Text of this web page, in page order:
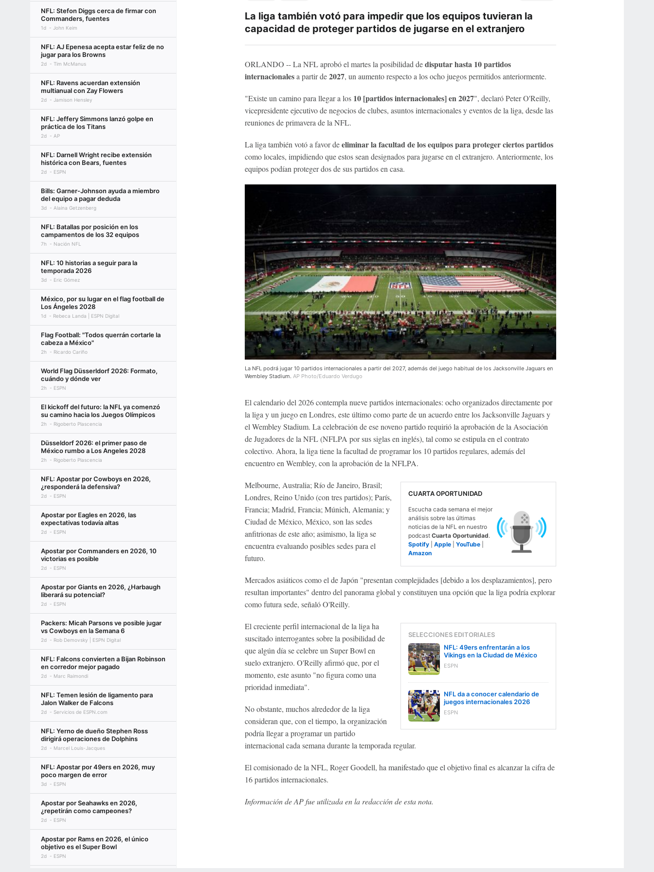
NFL: Stefon Diggs cerca de firmar con
Commanders, fuentes
1d John Keim
NFL: AJ Epenesa acepta estar feliz de no
jugar para los Browns
2d Tim McManus
NFL: Ravens acuerdan extensión
multianual con Zay Flowers
2d Jamison Hensley
NFL: Jeffery Simmons lanzó golpe en
práctica de los Titans
2d AP
NFL: Darnell Wright recibe extensión
histórica con Bears, fuentes
2d ESPN
Bills: Garner-Johnson ayuda a miembro
del equipo a pagar deduda
3d Alaina Getzenberg
NFL: Batallas por posición en los
campamentos de los 32 equipos
7h Nación NFL
NFL: 10 historias a seguir para la
temporada 2026
3d Eric Gómez
México, por su lugar en el flag football de
Los Ángeles 2028
1d Rebeca Landa | ESPN Digital
Flag Football: "Todos querrán cortarle la
cabeza a México"
2h Ricardo Cariño
World Flag Düsserldorf 2026: Formato,
cuándo y dónde ver
2h ESPN
El kickoff del futuro: la NFL ya comenzó
su camino hacia los Juegos Olímpicos
2h Rigoberto Plascencia
Düsseldorf 2026: el primer paso de
México rumbo a Los Angeles 2028
2h Rigoberto Plascencia
NFL: Apostar por Cowboys en 2026,
¿responderá la defensiva?
2d ESPN
Apostar por Eagles en 2026, las
expectativas todavía altas
2d ESPN
Apostar por Commanders en 2026, 10
victorias es posible
2d ESPN
Apostar por Giants en 2026, ¿Harbaugh
liberará su potencial?
2d ESPN
Packers: Micah Parsons ve posible jugar
vs Cowboys en la Semana 6
2d Rob Demovsky | ESPN Digital
NFL: Falcons convierten a Bijan Robinson
en corredor mejor pagado
2d Marc Raimondi
NFL: Temen lesión de ligamento para
Jalon Walker de Falcons
2d Servicios de ESPN.com
NFL: Yerno de dueño Stephen Ross
dirigirá operaciones de Dolphins
2d Marcel Louis-Jacques
NFL: Apostar por 49ers en 2026, muy
poco margen de error
3d ESPN
Apostar por Seahawks en 2026,
¿repetirán como campeones?
2d ESPN
Apostar por Rams en 2026, el único
objetivo es el Super Bowl
2d ESPN
La liga también votó para impedir que los equipos tuvieran la
capacidad de proteger partidos de jugarse en el extranjero
ORLANDO -- La NFL aprobó el martes la posibilidad dedisputar hasta 10 partidos
internacionalesa partir de2027, un aumento respecto a los ocho juegos permitidos anteriormente.
"Existe un camino para llegar a los 10 [partidos internacionales] en 2027", declaró Peter O'Reilly,
vicepresidente ejecutivo de negocios de clubes, asuntos internacionales y eventos de la liga, desde las
reuniones de primavera de la NFL.
La liga también votó a favor deeliminar la facultad de los equipos para proteger ciertos partidos
como locales, impidiendo que estos sean designados para jugarse en el extranjero. Anteriormente, los
equipos podían proteger dos de sus partidos en casa.
La NFL podrá jugar 10 partidos internacionales a partir del 2027, además del juego habitual de los Jacksonville Jaguars en
Wembley Stadium. AP Photo/Eduardo Verdugo
El calendario del 2026 contempla nueve partidos internacionales: ocho organizados directamente por
la liga y un juego en Londres, este último como parte de un acuerdo entre los Jacksonville Jaguars y
el Wembley Stadium. La celebración de ese noveno partido requirió la aprobación de la Asociación
de Jugadores de la NFL (NFLPA por sus siglas en inglés), tal como se estipula en el contrato
colectivo. Ahora, la liga tiene la facultad de programar los 10 partidos regulares, además del
encuentro en Wembley, con la aprobación de la NFLPA.
CUARTA OPORTUNIDAD
Escucha cada semana el mejor
análisis sobre las últimas
noticias de la NFL en nuestro
podcast Cuarta Oportunidad.
Spotify| Apple| YouTube|
Amazon
Melbourne, Australia; Río de Janeiro, Brasil;
Londres, Reino Unido (con tres partidos); París,
Francia; Madrid, Francia; Múnich, Alemania; y
Ciudad de México, México, son las sedes
anfitrionas de este año; asimismo, la liga se
encuentra evaluando posibles sedes para el
futuro.
Mercados asiáticos como el de Japón "presentan complejidades [debido a los desplazamientos], pero
resultan importantes" dentro del panorama global y constituyen una opción que la liga podría explorar
como futura sede, señaló O'Reilly.
SELECCIONES EDITORIALES
NFL: 49ers enfrentarán a los
Vikings en la Ciudad de México
ESPN
NFL da a conocer calendario de
juegos internacionales 2026
ESPN
El creciente perfil internacional de la liga ha
suscitado interrogantes sobre la posibilidad de
que algún día se celebre un Super Bowl en
suelo extranjero. O'Reilly afirmó que, por el
momento, este asunto "no figura como una
prioridad inmediata".
No obstante, muchos alrededor de la liga
consideran que, con el tiempo, la organización
podría llegar a programar un partido
internacional cada semana durante la temporada regular.
El comisionado de la NFL, Roger Goodell, ha manifestado que el objetivo final es alcanzar la cifra de
16 partidos internacionales.
Información de AP fue utilizada en la redacción de esta nota.